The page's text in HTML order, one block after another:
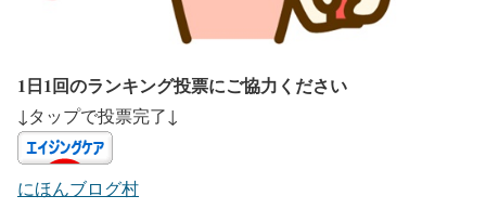
1日1回のランキング投票にご協力ください
↓タップで投票完了↓
にほんブログ村